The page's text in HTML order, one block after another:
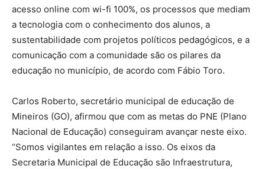
acesso online com wi-fi 100%, os processos que mediam
a tecnologia com o conhecimento dos alunos, a
sustentabilidade com projetos políticos pedagógicos, e a
comunicação com a comunidade são os pilares da
educação no município, de acordo com Fábio Toro.
Carlos Roberto, secretário municipal de educação de
Mineiros (GO), afirmou que com as metas do PNE (Plano
Nacional de Educação) conseguiram avançar neste eixo.
“Somos vigilantes em relação a isso. Os eixos da
Secretaria Municipal de Educação são Infraestrutura,